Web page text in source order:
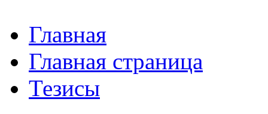
Главная
Главная страница
Тезисы